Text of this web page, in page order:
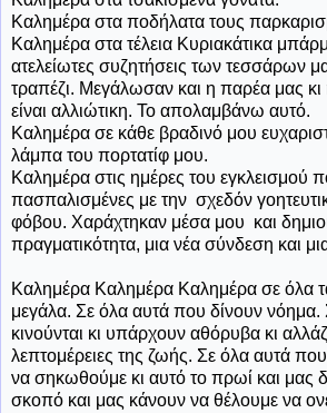
Καλημέρα στα ποδήλατα τους
Καλημέρα στα τέλεια Κυριακάτικα
ατελείωτες συζητήσεις των τεσσάρων
τραπέζι. Μεγάλωσαν και η παρέα μας
είναι αλλιώτικη. Το απολαμβάνω αυτό.
Καλημέρα σε κάθε βραδινό μου
λάμπα του πορτατίφ μου.
Καλημέρα στις ημέρες του εγκλεισμού
πασπαλισμένες με την σχεδόν
φόβου. Χαράχτηκαν μέσα μου και
πραγματικότητα, μια νέα σύνδεση και
Καλημέρα Καλημέρα Καλημέρα σε όλα
μεγάλα. Σε όλα αυτά που δίνουν
κινούνται κι υπάρχουν αθόρυβα κι
λεπτομέρειες της ζωής. Σε όλα αυτά
να σηκωθούμε κι αυτό το πρωί και μας
σκοπό και μας κάνουν να θέλουμε να